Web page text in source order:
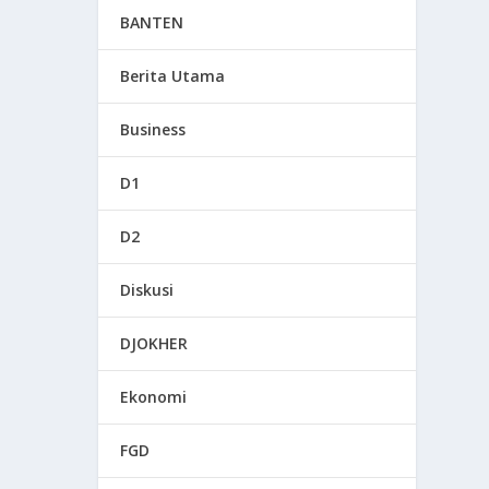
BANTEN
Berita Utama
Business
D1
D2
Diskusi
DJOKHER
Ekonomi
FGD